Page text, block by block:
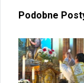
Podobne